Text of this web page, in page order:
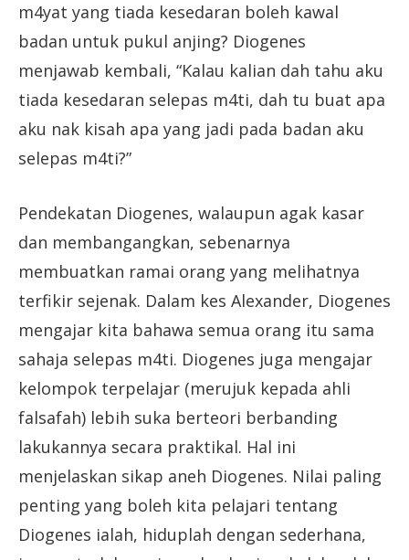
m4yat yang tiada kesedaran boleh kawal
badan untuk pukul anjing? Diogenes
menjawab kembali, “Kalau kalian dah tahu aku
tiada kesedaran selepas m4ti, dah tu buat apa
aku nak kisah apa yang jadi pada badan aku
selepas m4ti?”
Pendekatan Diogenes, walaupun agak kasar
dan membangangkan, sebenarnya
membuatkan ramai orang yang melihatnya
terfikir sejenak. Dalam kes Alexander, Diogenes
mengajar kita bahawa semua orang itu sama
sahaja selepas m4ti. Diogenes juga mengajar
kelompok terpelajar (merujuk kepada ahli
falsafah) lebih suka berteori berbanding
lakukannya secara praktikal. Hal ini
menjelaskan sikap aneh Diogenes. Nilai paling
penting yang boleh kita pelajari tentang
Diogenes ialah, hiduplah dengan sederhana,